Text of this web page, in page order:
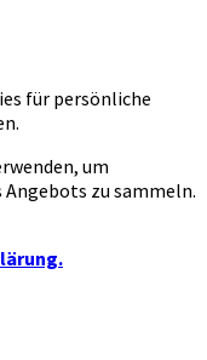
für persönliche
um
zu sammeln.